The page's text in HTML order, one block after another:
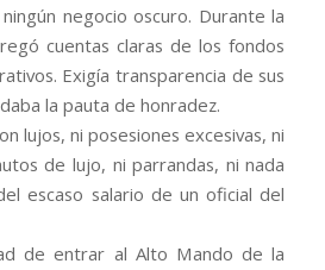
negocio oscuro. Durante la
cuentas claras de los fondos
Exigía transparencia de sus
la pauta de honradez.
lujos, ni posesiones excesivas, ni
de lujo, ni parrandas, ni nada
escaso salario de un oficial del
de entrar al Alto Mando de la